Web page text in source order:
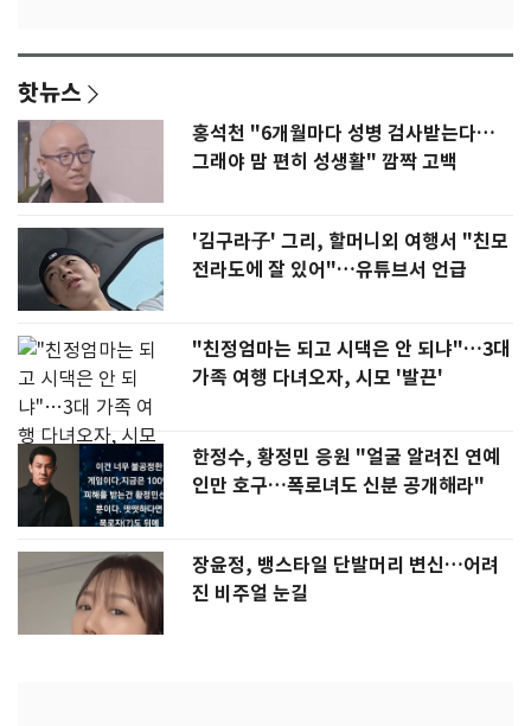
핫뉴스
홍석천 "6개월마다 성병 검사받는다…
그래야 맘 편히 성생활" 깜짝 고백
'김구라子' 그리, 할머니외 여행서 "친모
전라도에 잘 있어"…유튜브서 언급
"친정엄마는 되고 시댁은 안 되냐"…3대
가족 여행 다녀오자, 시모 '발끈'
한정수, 황정민 응원 "얼굴 알려진 연예
인만 호구…폭로녀도 신분 공개해라"
장윤정, 뱅스타일 단발머리 변신…어려
진 비주얼 눈길